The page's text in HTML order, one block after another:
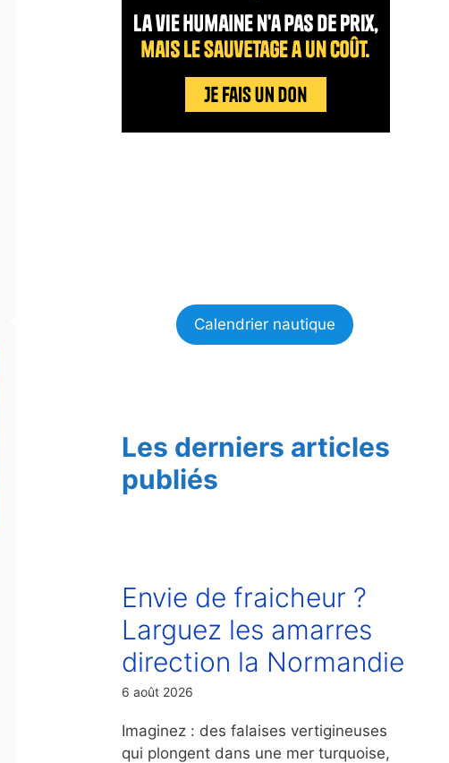
Calendrier nautique
Les derniers articles
publiés
Envie de fraicheur ?
Larguez les amarres
direction la Normandie
6 août 2026
Imaginez : des falaises vertigineuses
qui plongent dans une mer turquoise,